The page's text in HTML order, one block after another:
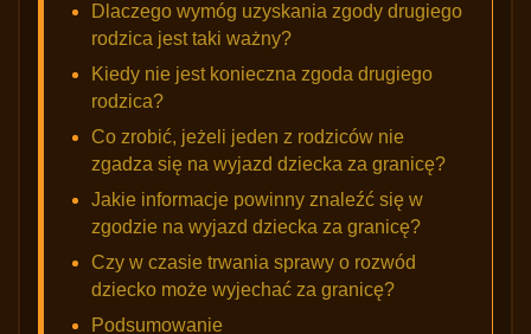
Dlaczego wymóg uzyskania zgody drugiego
rodzica jest taki ważny?
Kiedy nie jest konieczna zgoda drugiego
rodzica?
Co zrobić, jeżeli jeden z rodziców nie
zgadza się na wyjazd dziecka za granicę?
Jakie informacje powinny znaleźć się w
zgodzie na wyjazd dziecka za granicę?
Czy w czasie trwania sprawy o rozwód
dziecko może wyjechać za granicę?
Podsumowanie